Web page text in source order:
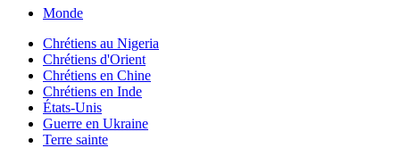
Monde
Chrétiens au Nigeria
Chrétiens d'Orient
Chrétiens en Chine
Chrétiens en Inde
États-Unis
Guerre en Ukraine
Terre sainte